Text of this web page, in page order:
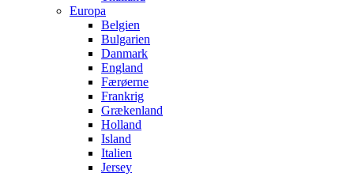
Europa
Belgien
Bulgarien
Danmark
England
Færøerne
Frankrig
Grækenland
Holland
Island
Italien
Jersey